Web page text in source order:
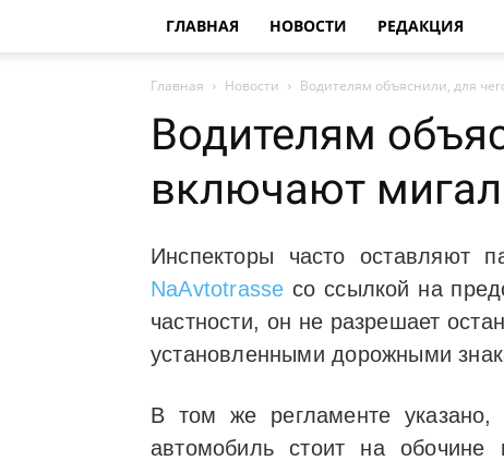
ГЛАВНАЯ НОВОСТИ РЕДАКЦИЯ
Главная Новости Водителям объяснили, для
Водителям
включают
Инспекторы часто оставляют
NaAvtotrasse со ссылкой на
частности, он не разрешает
установленными дорожными
В том же регламенте указано,
автомобиль стоит на